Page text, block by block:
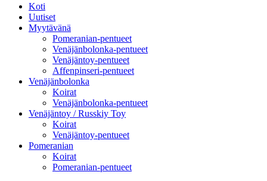
Koti
Uutiset
Myytävänä
Pomeranian-pentueet
Venäjänbolonka-pentueet
Venäjäntoy-pentueet
Affenpinseri-pentueet
Venäjänbolonka
Koirat
Venäjänbolonka-pentueet
Venäjäntoy / Russkiy Toy
Koirat
Venäjäntoy-pentueet
Pomeranian
Koirat
Pomeranian-pentueet